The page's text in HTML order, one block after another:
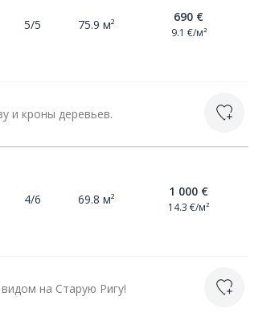
5/5 75.9 м²
690 €
9.1 €/м²
и кроны деревьев.
4/6 69.8 м²
1 000 €
14.3 €/м²
на Старую Ригу!